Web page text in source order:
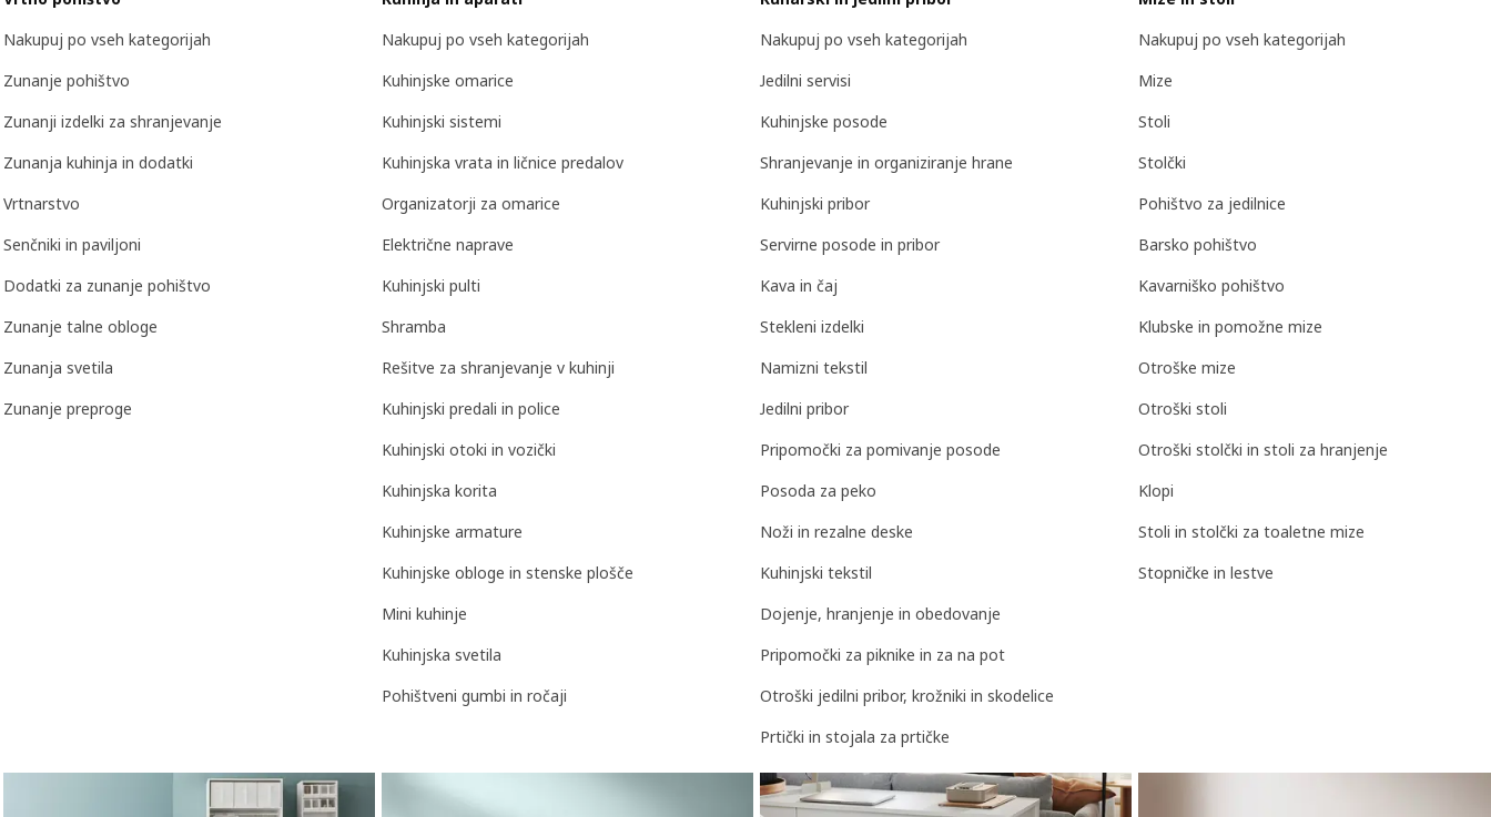
Nakupuj po vseh kategorijah
Zunanje pohištvo
Zunanji izdelki za shranjevanje
Zunanja kuhinja in dodatki
Vrtnarstvo
Senčniki in paviljoni
Dodatki za zunanje pohištvo
Zunanje talne obloge
Zunanja svetila
Zunanje preproge
Nakupuj po vseh kategorijah
Kuhinjske omarice
Kuhinjski sistemi
Kuhinjska vrata in ličnice predalov
Organizatorji za omarice
Električne naprave
Kuhinjski pulti
Shramba
Rešitve za shranjevanje v kuhinji
Kuhinjski predali in police
Kuhinjski otoki in vozički
Kuhinjska korita
Kuhinjske armature
Kuhinjske obloge in stenske plošče
Mini kuhinje
Kuhinjska svetila
Pohištveni gumbi in ročaji
Nakupuj po vseh kategorijah
Jedilni servisi
Kuhinjske posode
Shranjevanje in organiziranje hrane
Kuhinjski pribor
Servirne posode in pribor
Kava in čaj
Stekleni izdelki
Namizni tekstil
Jedilni pribor
Pripomočki za pomivanje posode
Posoda za peko
Noži in rezalne deske
Kuhinjski tekstil
Dojenje, hranjenje in obedovanje
Pripomočki za piknike in za na pot
Otroški jedilni pribor, krožniki in skodelice
Prtički in stojala za prtičke
Nakupuj po vseh kategorijah
Mize
Stoli
Stolčki
Pohištvo za jedilnice
Barsko pohištvo
Kavarniško pohištvo
Klubske in pomožne mize
Otroške mize
Otroški stoli
Otroški stolčki in stoli za hranjenje
Klopi
Stoli in stolčki za toaletne mize
Stopničke in lestve